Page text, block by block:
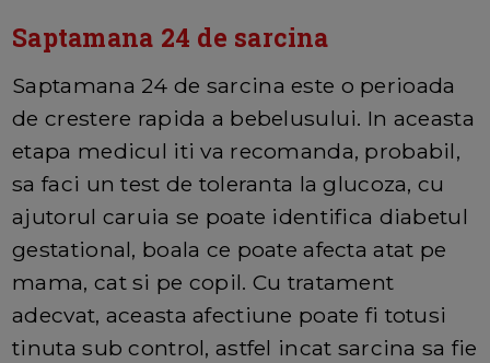
Saptamana 24 de sarcina
Saptamana 24 de sarcina este o perioada
de crestere rapida a bebelusului. In aceasta
etapa medicul iti va recomanda, probabil,
sa faci un test de toleranta la glucoza, cu
ajutorul caruia se poate identifica diabetul
gestational, boala ce poate afecta atat pe
mama, cat si pe copil. Cu tratament
adecvat, aceasta afectiune poate fi totusi
tinuta sub control, astfel incat sarcina sa fie